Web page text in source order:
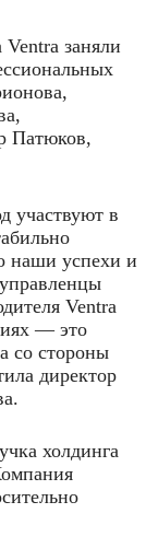
заняли
Патюков,
участвуют в
наши успехи и
Ventra
— это
со стороны
директор
холдинга